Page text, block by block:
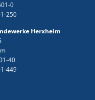
0
250
Herxheim
40
449